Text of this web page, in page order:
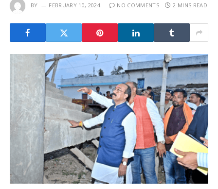
BY FEBRUARY 10, 2024 NO COMMENTS 2 MINS READ